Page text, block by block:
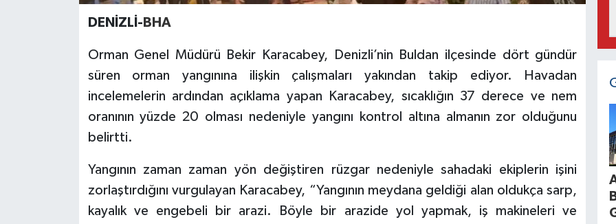
DENİZLİ- BHA
Orman Genel Müdürü Bekir Karacabey, Denizli’nin Buldan ilçesinde dört gündür
süren orman yangınına ilişkin çalışmaları yakından takip ediyor. Havadan
incelemelerin ardından açıklama yapan Karacabey, sıcaklığın 37 derece ve nem
oranının yüzde 20 olması nedeniyle yangını kontrol altına almanın zor olduğunu
belirtti.
Yangının zaman zaman yön değiştiren rüzgar nedeniyle sahadaki ekiplerin işini
zorlaştırdığını vurgulayan Karacabey, “Yangının meydana geldiği alan oldukça sarp,
kayalık ve engebeli bir arazi. Böyle bir arazide yol yapmak, iş makineleri ve